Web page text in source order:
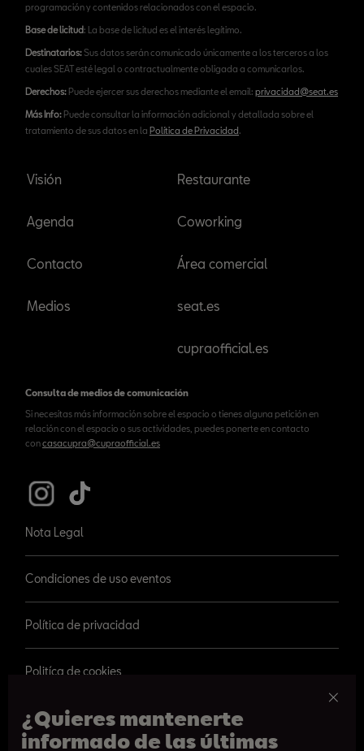
¿Quieres mantenerte
informado de las últimas
programación y contenidos relacionados con el espacio.
Base de licitud: La base de licitud es el interés legítimo.
Destinatarios:Sus datos serán comunicado únicamente a los terceros a los
cuales SEAT esté legal o contractualmente obligada a comunicarlos.
Derechos: Puede ejercer sus derechos mediante el email: privacidad@seat.es
Más Info: Puede consultar la información adicional y detallada sobre el
tratamiento de sus datos en la Política de Privacidad.
Visión
Agenda
Contacto
Medios
Restaurante
Coworking
Área comercial
seat.es
cupraofficial.es
Consulta de medios de comunicación
Si necesitas más información sobre el espacio o tienes alguna petición en
relación con el espacio o sus actividades, puedes ponerte en contacto
concasacupra@cupraofficial.es
Nota Legal
Condiciones de uso eventos
Política de privacidad
Politíca de cookies